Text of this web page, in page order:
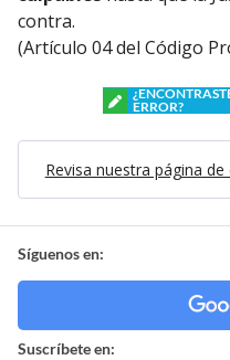
contra.
(Artículo 04 del Código
ERROR?
Revisa nuestra página
Síguenos en:
Suscríbete en: